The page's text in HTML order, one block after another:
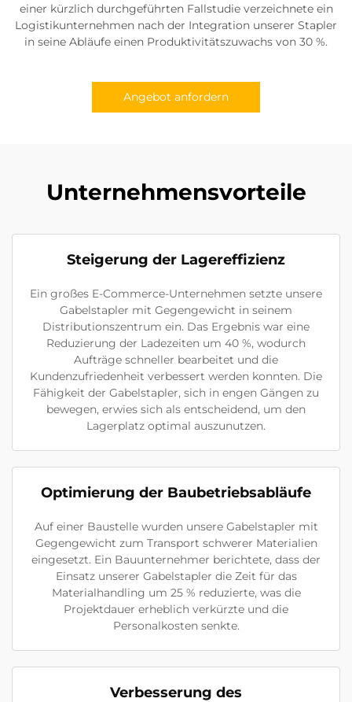
einer kürzlich durchgeführten Fallstudie verzeichnete ein
Logistikunternehmen nach der Integration unserer Stapler
in seine Abläufe einen Produktivitätszuwachs von 30 %.
Angebot anfordern
Unternehmensvorteile
Steigerung der Lagereffizienz
Ein großes E-Commerce-Unternehmen setzte unsere
Gabelstapler mit Gegengewicht in seinem
Distributionszentrum ein. Das Ergebnis war eine
Reduzierung der Ladezeiten um 40 %, wodurch
Aufträge schneller bearbeitet und die
Kundenzufriedenheit verbessert werden konnten. Die
Fähigkeit der Gabelstapler, sich in engen Gängen zu
bewegen, erwies sich als entscheidend, um den
Lagerplatz optimal auszunutzen.
Optimierung der Baubetriebsabläufe
Auf einer Baustelle wurden unsere Gabelstapler mit
Gegengewicht zum Transport schwerer Materialien
eingesetzt. Ein Bauunternehmer berichtete, dass der
Einsatz unserer Gabelstapler die Zeit für das
Materialhandling um 25 % reduzierte, was die
Projektdauer erheblich verkürzte und die
Personalkosten senkte.
Verbesserung des